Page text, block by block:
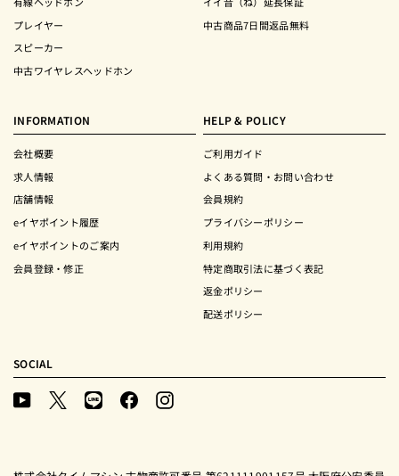
プレイヤー
スピーカー
中古ワイヤレスヘッドホン
中古商品7日間返品無料
INFORMATION
会社概要
求人情報
店舗情報
eイヤポイント履歴
eイヤポイントのご案内
会員登録・修正
HELP & POLICY
ご利用ガイド
よくある質問・お問い合わせ
会員規約
プライバシーポリシー
利用規約
特定商取引法に基づく表記
返金ポリシー
配送ポリシー
SOCIAL
YouTube LINE Facebook